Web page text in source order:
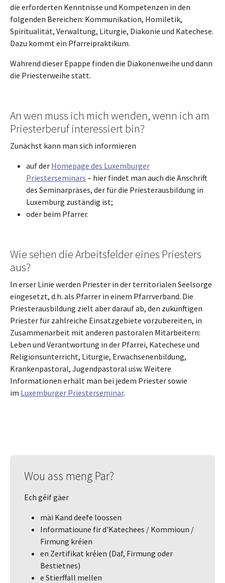
die erforderten Kenntnisse und Kompetenzen in den
folgenden Bereichen: Kommunikation, Homiletik,
Spiritualität, Verwaltung, Liturgie, Diakonie und Katechese.
Dazu kommt ein Pfarreipraktikum.
Während dieser Epappe finden die Diakonenweihe und dann
die Priesterweihe statt.
An wen muss ich mich wenden, wenn ich am
Priesterberuf interessiert bin?
Zunächst kann man sich informieren
auf der Homepage des Luxemburger
Priesterseminars – hier findet man auch die Anschrift
des Seminarpräses, der für die Priesterausbildung in
Luxemburg zuständig ist;
oder beim Pfarrer.
Wie sehen die Arbeitsfelder eines Priesters
aus?
In erser Linie werden Priester in der territorialen Seelsorge
eingesetzt, d.h. als Pfarrer in einem Pfarrverband. Die
Priesterausbildung zielt aber darauf ab, den zukünftigen
Priester für zahlreiche Einsatzgebiete vorzubereiten, in
Zusammenarbeit mit anderen pastoralen Mitarbeitern:
Leben und Verantwortung in der Pfarrei, Katechese und
Religionsunterricht, Liturgie, Erwachsenenbildung,
Krankenpastoral, Jugendpastoral usw. Weitere
Informationen erhält man bei jedem Priester sowie
im Luxemburger Priesterseminar.
Wou ass meng Par?
Ech géif gäer
mäi Kand deefe loossen
Informatioune fir d'Katechees / Kommioun /
Firmung kréien
en Zertifikat kréien (Daf, Firmung oder
Bestietnes)
e Stierffall mellen